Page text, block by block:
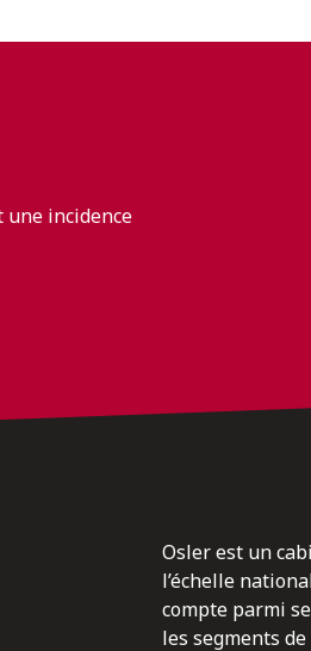
une incidence
Osler est un
l’échelle
compte parmi
les segments